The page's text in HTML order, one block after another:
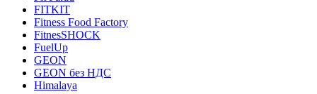
FITKIT
Fitness Food Factory
FitnesSHOCK
FuelUp
GEON
GEON без НДС
Himalaya